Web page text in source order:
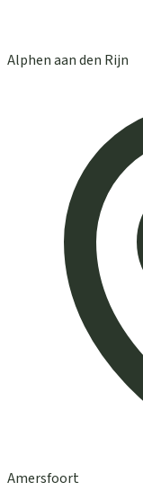
Alphen aan den Rijn
Amersfoort